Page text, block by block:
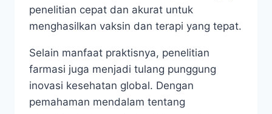
penelitian cepat dan akurat untuk
menghasilkan vaksin dan terapi yang tepat.
Selain manfaat praktisnya, penelitian
farmasi juga menjadi tulang punggung
inovasi kesehatan global. Dengan
pemahaman mendalam tentang